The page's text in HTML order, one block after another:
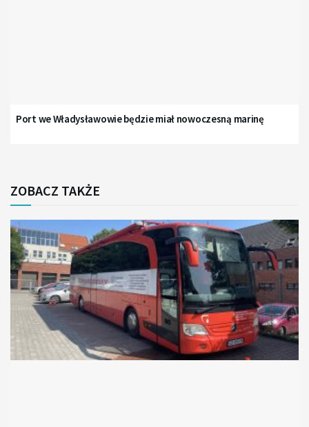
Port we Władysławowie będzie miał nowoczesną marinę
ZOBACZ TAKŻE